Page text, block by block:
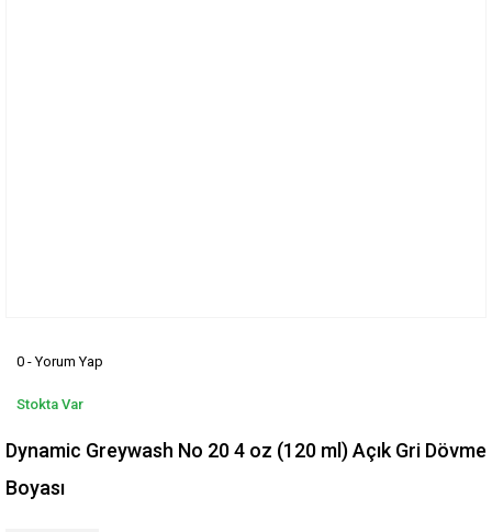
0 - Yorum Yap
Stokta Var
Dynamic Greywash No 20 4 oz (120 ml) Açık Gri Dövme
Boyası